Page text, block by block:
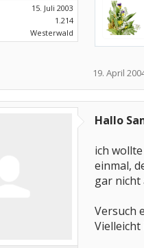
15. Juli 2003
1.214
Westerwald
19. April
Hallo
ich
einmal,
gar nicht
Versuch